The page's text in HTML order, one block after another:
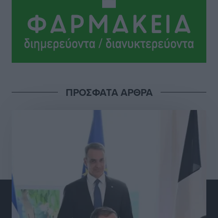
ευρώ σε κέρδη μοίρασε τον Ιούλιο
Αθλητικά• πριν 9 ώρες
Ολοκλήρωση του έργου αναβάθμισης των
Γ.Σ. Διαγόρας: Στα «κυανέρυθρα» ο Janni Pembe
Σύλληψη 21χρονου για ναρκωτικά στη Ρόδο
πριν 11 ώρες
Με 13,1% κάλυψη εργαζομένων από συλλογικές
συμβάσεις, η Ελλάδα στον “πάτο” της ΕΕ
Απόψεις πριν 11 ώρες
ΠΡΟΣΦΑΤΑ ΑΡΘΡΑ